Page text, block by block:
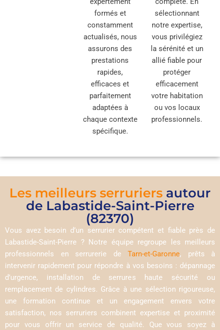
formés et
constamment
actualisés, nous
assurons des
prestations
rapides,
efficaces et
parfaitement
adaptées à
chaque contexte
spécifique.
sélectionnant
notre expertise,
vous privilégiez
la sérénité et un
allié fiable pour
protéger
efficacement
votre habitation
ou vos locaux
professionnels.
Les meilleurs serruriers autour
de Labastide-Saint-Pierre
(82370)
Vous avez besoin d’un serrurier compétent et fiable près de
Labastide-Saint-Pierre ? Notre équipe regroupe les meilleurs
professionnels en serrurerie de Tarn-et-Garonne, prêts à
intervenir rapidement pour répondre à vos besoins : dépannage
d’urgence, installation de serrures haute sécurité ou
remplacement de cylindres. Grâce à une sélection rigoureuse,
une formation continue et un engagement envers votre
satisfaction, nos serruriers combinent expertise et proximité
pour vous offrir un service de qualité. Que vous soyez à